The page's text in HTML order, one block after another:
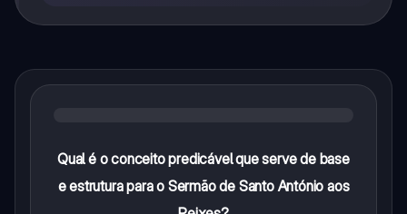
Qual é o conceito predicável que serve de base
e estrutura para o Sermão de Santo António aos